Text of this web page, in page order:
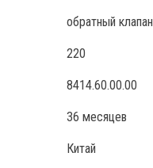
обратный клапан
220
8414.60.00.00
36 месяцев
Китай